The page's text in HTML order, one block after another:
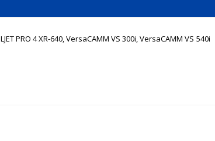
4 XR-640, VersaCAMM VS 300i, VersaCAMM VS 540i